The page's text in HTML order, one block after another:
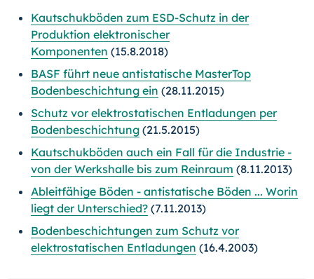
Kautschukböden zum ESD-Schutz in der
Produktion elektronischer
Komponenten (15.8.2018)
BASF führt neue antistatische MasterTop
Bodenbeschichtung ein (28.11.2015)
Schutz vor elektrostatischen Entladungen per
Bodenbeschichtung (21.5.2015)
Kautschukböden auch ein Fall für die Industrie -
von der Werkshalle bis zum Reinraum (8.11.2013)
Ableitfähige Böden - antistatische Böden ... Worin
liegt der Unterschied? (7.11.2013)
Bodenbeschichtungen zum Schutz vor
elektrostatischen Entladungen (16.4.2003)